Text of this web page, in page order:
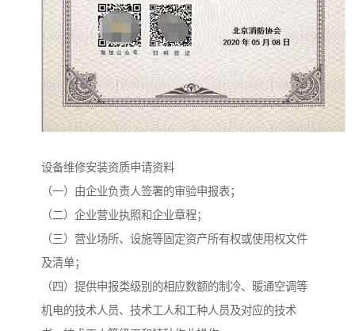
设备维修安装资质申请资料
（一）由企业负责人签署的审验申报表；
（二）企业营业执照和企业章程；
（三）营业场所、设施等固定资产所有权或使用权文件
及清单；
（四）提供申报类级别的相应数额的制冷、暖通空调等
机电的技术人员、技术工人和工种人员及对应的技术